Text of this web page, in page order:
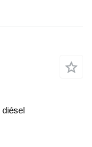
diésel